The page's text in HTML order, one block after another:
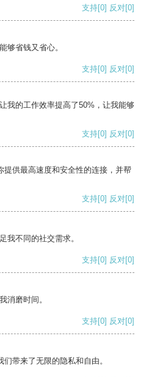
支持[0] 反对[0]
够省钱又省心。
支持[0] 反对[0]
我的工作效率提高了50%，让我能够
支持[0] 反对[0]
供最高速度和安全性的连接，并帮
支持[0] 反对[0]
我不同的社交需求。
支持[0] 反对[0]
消磨时间。
支持[0] 反对[0]
带来了无限的隐私和自由。